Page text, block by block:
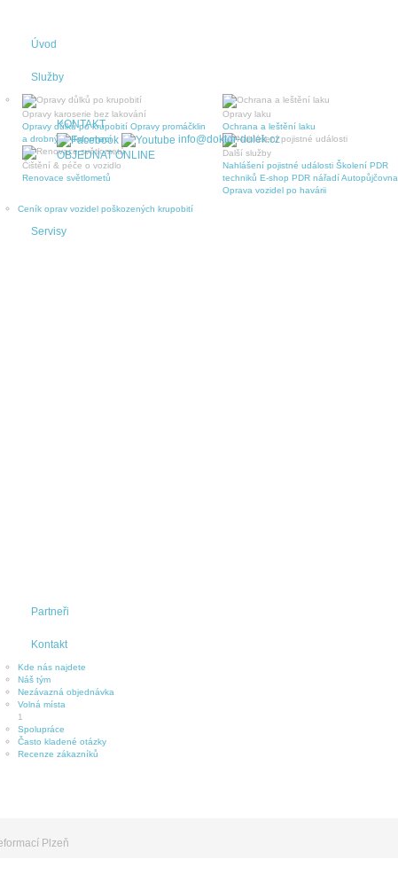
Úvod
Služby
Opravy karoserie bez lakování
Opravy důlků po krupobití Opravy promáčklin
a drobných deformací
Čištění & péče o vozidlo
Renovace světlometů
Opravy laku
Ochrana a leštění laku
Další služby
Nahlášení pojistné události Školení PDR
techniků E-shop PDR nářadíAutopůjčovna
Oprava vozidel po havárii
Ceník oprav vozidel poškozených krupobití
Servisy
Partneři
Kontakt
Kde nás najdete
Náš tým
Nezávazná objednávka
Volná místa
1
Spolupráce
Často kladené otázky
Recenze zákazníků
KONTAKT
info@doktor-dulek.cz
OBJEDNAT ONLINE
Plzeň